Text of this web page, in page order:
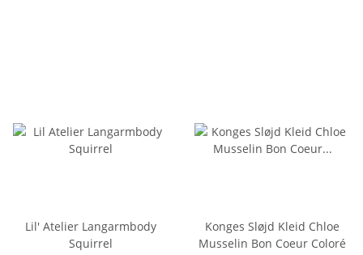
Lil' Atelier Langarmbody
Squirrel
Konges Sløjd Kleid Chloe
Musselin Bon Coeur Coloré